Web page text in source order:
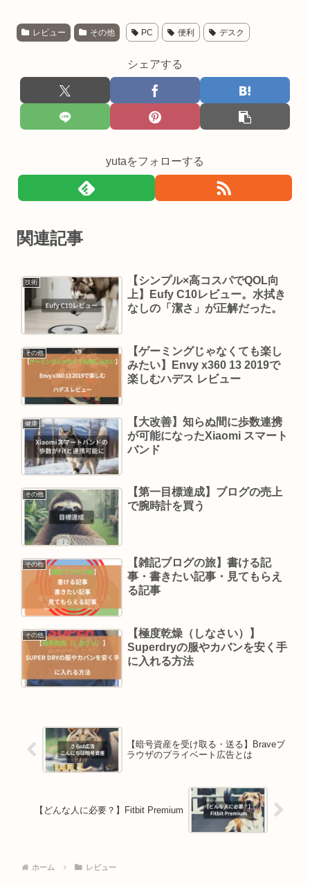
レビュー その他 PC 便利 デスク
シェアする
yutaをフォローする
関連記事
技術
​【シンプル×高コスパでQOL向
上】Eufy C10レビュー。水拭き
なしの「潔さ」が正解だった。
その他
【ゲーミングじゃなくても楽し
みたい】Envy x360 13 2019で
楽しむハデス レビュー
健康
【大改善】知らぬ間に歩数連携
が可能になったXiaomi スマート
バンド
その他
【第一目標達成】ブログの売上
で腕時計を買う
その他
【雑記ブログの旅】書ける記
事・書きたい記事・見てもらえ
る記事
その他
【極度乾燥（しなさい）】
Superdryの服やカバンを安く手
に入れる方法
【暗号資産を受け取る・送る】Braveブ
ラウザのプライベート広告とは
【どんな人に必要？】Fitbit Premium
ホーム レビュー